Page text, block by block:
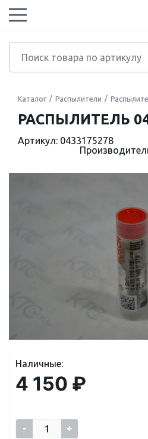
Каталог Распылители
РАСПЫЛИТЕЛЬ
Артикул: 0433175278
Наличные:
4 150 ₽
- +